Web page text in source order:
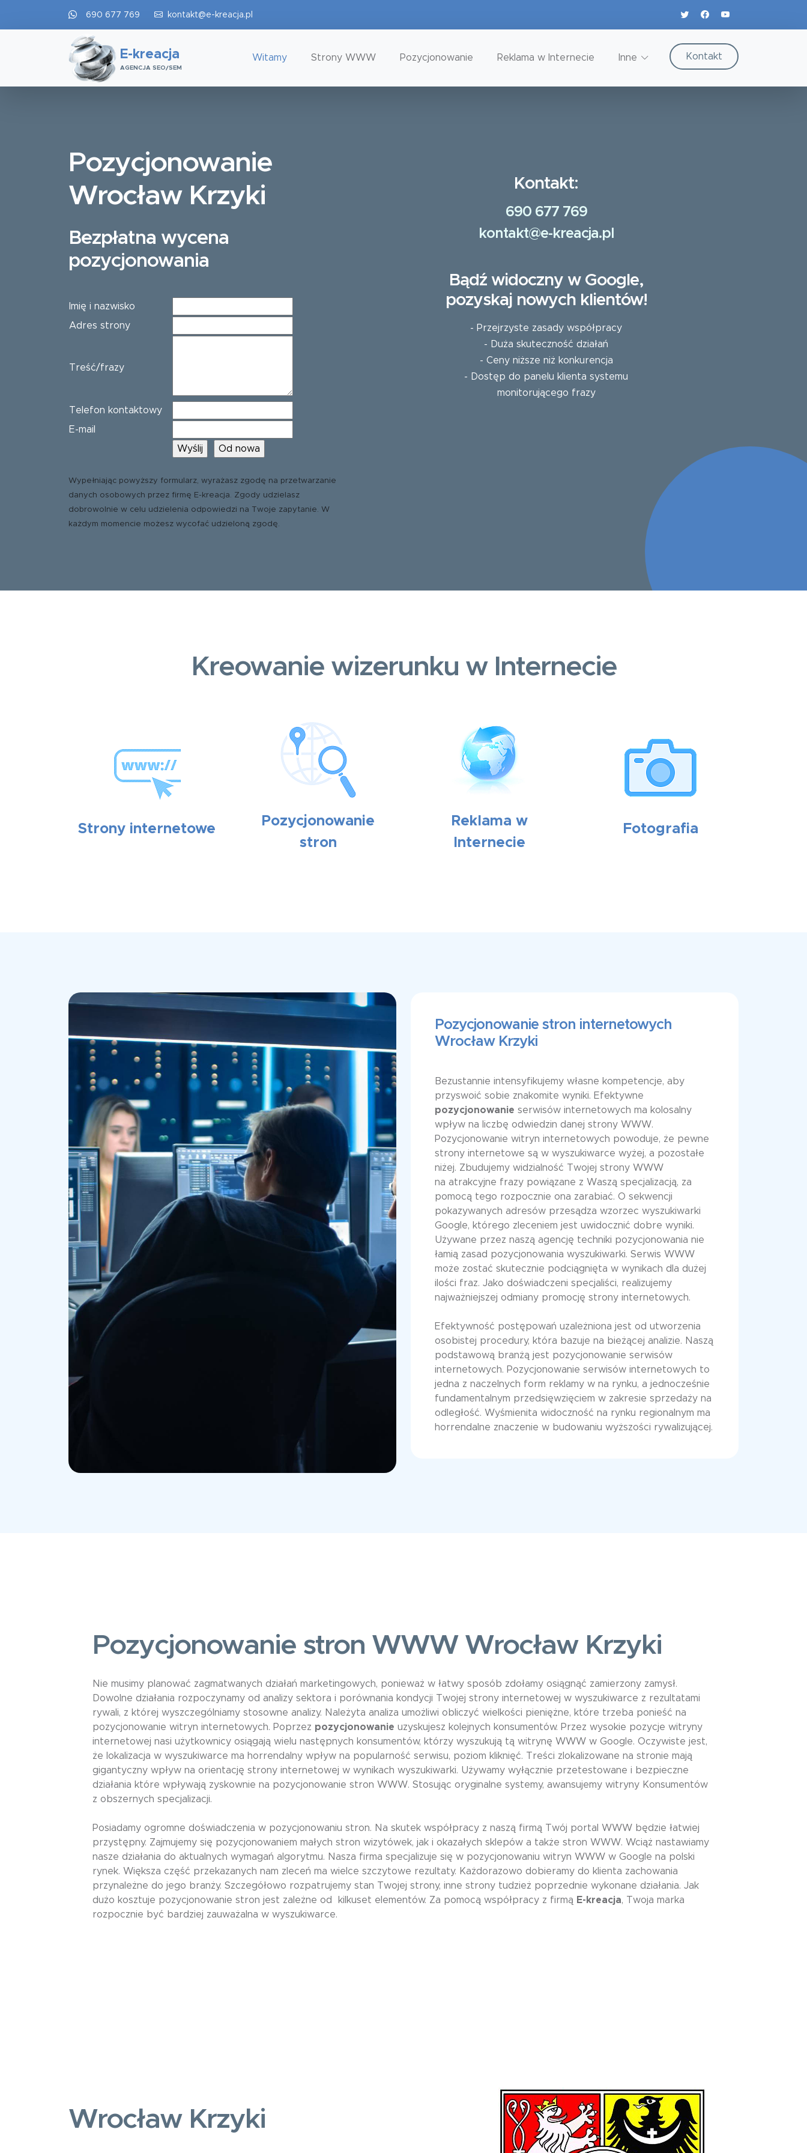
690 677 769 kontakt@e-kreacja.pl
E-kreacja
AGENCJA SEO/SEM
Witamy Strony WWW Pozycjonowanie Reklama w Internecie Inne Kontakt
Pozycjonowanie
Wrocław Krzyki
Bezpłatna wycena
pozycjonowania
Imię i nazwisko
Adres strony
Treść/frazy
Telefon kontaktowy
E-mail
Wypełniając powyższy formularz, wyrażasz zgodę na przetwarzanie
danych osobowych przez firmę E-kreacja. Zgody udzielasz
dobrowolnie w celu udzielenia odpowiedzi na Twoje zapytanie. W
każdym momencie możesz wycofać udzieloną zgodę.
Kontakt:
690 677 769
kontakt@e-kreacja.pl
Bądź widoczny w Google,
pozyskaj nowych klientów!
- Przejrzyste zasady współpracy
- Duża skuteczność działań
- Ceny niższe niż konkurencja
- Dostęp do panelu klienta systemu
monitorującego frazy
Kreowanie wizerunku w Internecie
Strony internetowe
Pozycjonowanie
stron
Reklama w
Internecie
Fotografia
Pozycjonowanie stron internetowych
Wrocław Krzyki
Bezustannie intensyfikujemy własne kompetencje, aby
przyswoić sobie znakomite wyniki. Efektywne
pozycjonowanie serwisów internetowych ma kolosalny
wpływ na liczbę odwiedzin danej strony WWW.
Pozycjonowanie witryn internetowych powoduje, że pewne
strony internetowe są w wyszukiwarce wyżej, a pozostałe
niżej. Zbudujemy widzialność Twojej strony WWW
na atrakcyjne frazy powiązane z Waszą specjalizacją, za
pomocą tego rozpocznie ona zarabiać. O sekwencji
pokazywanych adresów przesądza wzorzec wyszukiwarki
Google, którego zleceniem jest uwidocznić dobre wyniki.
Używane przez naszą agencję techniki pozycjonowania nie
łamią zasad pozycjonowania wyszukiwarki. Serwis WWW
może zostać skutecznie podciągnięta w wynikach dla dużej
ilości fraz. Jako doświadczeni specjaliści, realizujemy
najważniejszej odmiany promocję strony internetowych.
Efektywność postępowań uzależniona jest od utworzenia
osobistej procedury, która bazuje na bieżącej analizie. Naszą
podstawową branżą jest pozycjonowanie serwisów
internetowych. Pozycjonowanie serwisów internetowych to
jedna z naczelnych form reklamy w na rynku, a jednocześnie
fundamentalnym przedsięwzięciem w zakresie sprzedaży na
odległość. Wyśmienita widoczność na rynku regionalnym ma
horrendalne znaczenie w budowaniu wyższości rywalizującej.
Pozycjonowanie stron WWW Wrocław Krzyki
Nie musimy planować zagmatwanych działań marketingowych, ponieważ w łatwy sposób zdołamy osiągnąć zamierzony zamysł.
Dowolne działania rozpoczynamy od analizy sektora i porównania kondycji Twojej strony internetowej w wyszukiwarce z rezultatami
rywali, z której wyszczególniamy stosowne analizy. Należyta analiza umożliwi obliczyć wielkości pieniężne, które trzeba ponieść na
pozycjonowanie witryn internetowych. Poprzez pozycjonowanie uzyskujesz kolejnych konsumentów. Przez wysokie pozycje witryny
internetowej nasi użytkownicy osiągają wielu następnych konsumentów, którzy wyszukują tą witrynę WWW w Google. Oczywiste jest,
że lokalizacja w wyszukiwarce ma horrendalny wpływ na popularność serwisu, poziom kliknięć. Treści zlokalizowane na stronie mają
gigantyczny wpływ na orientację strony internetowej w wynikach wyszukiwarki. Używamy wyłącznie przetestowane i bezpieczne
działania które wpływają zyskownie na pozycjonowanie stron WWW. Stosując oryginalne systemy, awansujemy witryny Konsumentów
z obszernych specjalizacji.
Posiadamy ogromne doświadczenia w pozycjonowaniu stron. Na skutek współpracy z naszą firmą Twój portal WWW będzie łatwiej
przystępny. Zajmujemy się pozycjonowaniem małych stron wizytówek, jak i okazałych sklepów a także stron WWW. Wciąż nastawiamy
nasze działania do aktualnych wymagań algorytmu. Nasza firma specjalizuje się w pozycjonowaniu witryn WWW w Google na polski
rynek. Większa część przekazanych nam zleceń ma wielce szczytowe rezultaty. Każdorazowo dobieramy do klienta zachowania
przynależne do jego branży. Szczegółowo rozpatrujemy stan Twojej strony, inne strony tudzież poprzednie wykonane działania. Jak
dużo kosztuje pozycjonowanie stron jest zależne od kilkuset elementów. Za pomocą współpracy z firmą E-kreacja, Twoja marka
rozpocznie być bardziej zauważalna w wyszukiwarce.
Wrocław Krzyki